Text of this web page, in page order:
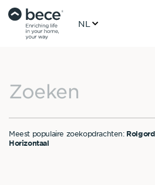
Zoeken
Meest populaire zoekopdrachten:
Horizontaal
NL